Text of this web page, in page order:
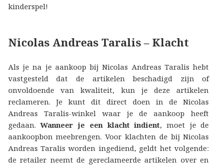
kinderspel!
Nicolas Andreas Taralis – Klacht
Als je na je aankoop bij Nicolas Andreas Taralis hebt
vastgesteld dat de artikelen beschadigd zijn of
onvoldoende van kwaliteit, kun je deze artikelen
reclameren. Je kunt dit direct doen in de Nicolas
Andreas Taralis-winkel waar je de aankoop heeft
gedaan.Wanneer je een klacht indient, moet je de
aankoopbon meebrengen. Voor klachten de bij Nicolas
Andreas Taralis worden ingediend, geldt het volgende:
de retailer neemt de gereclameerde artikelen over en